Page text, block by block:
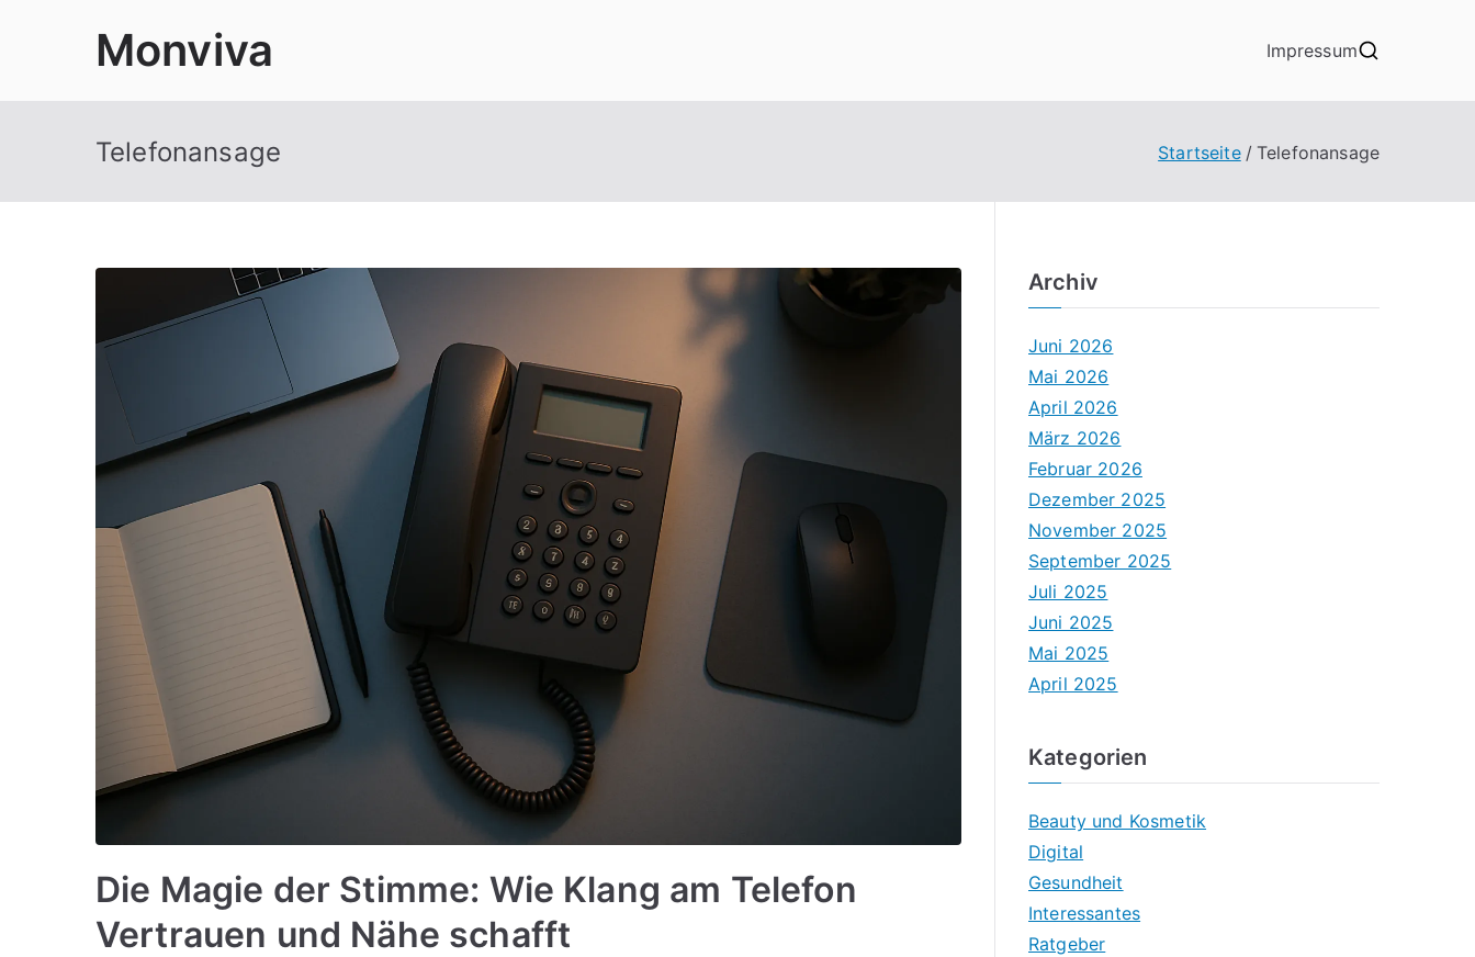
Monviva Impressum
Telefonansage Startseite Telefonansage
Die Magie der Stimme: Wie Klang am Telefon
Vertrauen und Nähe schafft
Archiv
Juni 2026
Mai 2026
April 2026
März 2026
Februar 2026
Dezember 2025
November 2025
September 2025
Juli 2025
Juni 2025
Mai 2025
April 2025
Kategorien
Beauty und Kosmetik
Digital
Gesundheit
Interessantes
Ratgeber